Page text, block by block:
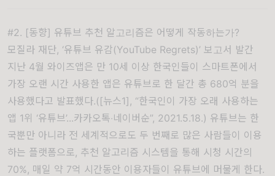
#2. [동향] 유튜브 추천 알고리즘은 어떻게 작동하는가?
모질라 재단, ‘유튜브 유감(YouTube Regrets)’ 보고서 발간
지난 4월 와이즈앱은 만 10세 이상 한국인들이 스마트폰에서
가장 오랜 시간 사용한 앱은 유튜브로 한 달간 총 680억 분을
사용했다고 발표했다.([뉴스1] , “한국인이 가장 오래 사용하는
앱 1위 ‘유튜브’...카카오톡‧네이버순”, 2021.5.18.) 유튜브는 한
국뿐만 아니라 전 세계적으로도 두 번째로 많은 사람들이 이용
하는 플랫폼으로, 추천 알고리즘 시스템을 통해 시청 시간의
70%, 매일 약 7억 시간동안 이용자들이 유튜브에 머물게 한다.